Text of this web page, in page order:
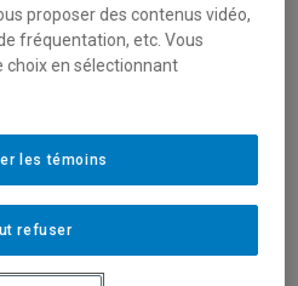
proposer des contenus vidéo,
fréquentation, etc. Vous
choix en sélectionnant
refuser
les témoins